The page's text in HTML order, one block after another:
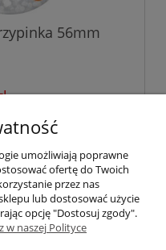
56mm
umożliwiają poprawne
ofertę do Twoich
przez nas
lub dostosować użycie
opcję "Dostosuj zgody".
w naszej Polityce